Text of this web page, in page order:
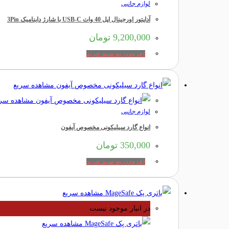
لوازم جانبی
آداپتور اورجینال اپل 40 وات USB-C با شارژ داینامیک 3Pin
9,200,000 تومان
افزودن به سبد خرید
مشاهده سریع
مشاهده
لوازم جانبی
انواع گارد سیلیکونی مخصوص آیفون
350,000 تومان
افزودن به سبد خرید
مشاهده سریع
در انبار موجود نیست
مشاهده سریع